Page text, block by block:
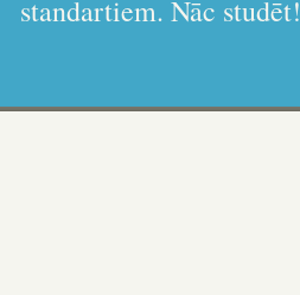
standartiem. Nāc studēt!